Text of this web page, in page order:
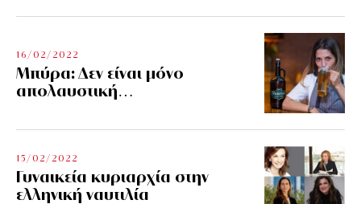
16/02/2022
Μπύρα: Δεν είναι μόνο
απολαυστική…
15/02/2022
Γυναικεία κυριαρχία στην
ελληνική ναυτιλία